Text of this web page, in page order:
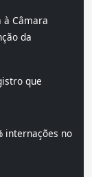
Câmara
da
que
internações no